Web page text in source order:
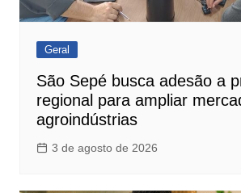
Geral
São Sepé busca adesão a
regional para ampliar
agroindústrias
3 de agosto de 2026